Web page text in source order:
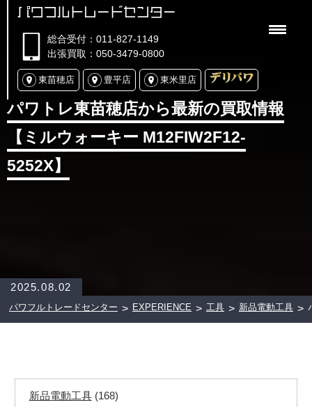
パワフルトレードセンター
総合受付：011-827-1149
出張買取：050-3479-0800
東苗穂店 豊平店 東米里店
パワトレ東苗穂店から最新の買取情報
【ミルウォーキー M12FIW2F12-
5252X】
2025.08.02
パワフルトレードセンター > EXPERIENCE > 工具 > 新品電動工具 >
新品電動工具(168)